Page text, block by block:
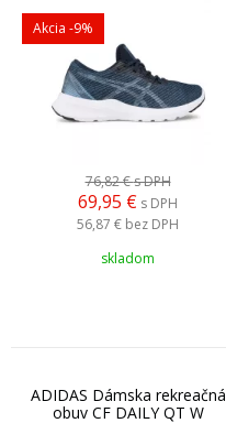
Akcia -9%
76,82 €s DPH
69,95 € s DPH
56,87 € bez DPH
skladom
ADIDAS Dámska rekreačná
obuv CF DAILY QT W